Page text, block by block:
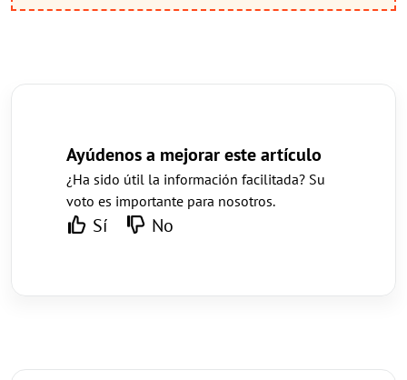
Ayúdenos a mejorar este artículo
¿Ha sido útil la información facilitada? Su
voto es importante para nosotros.
Sí No